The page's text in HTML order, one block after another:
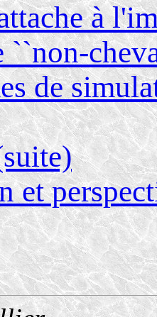
à
``non-
de
et